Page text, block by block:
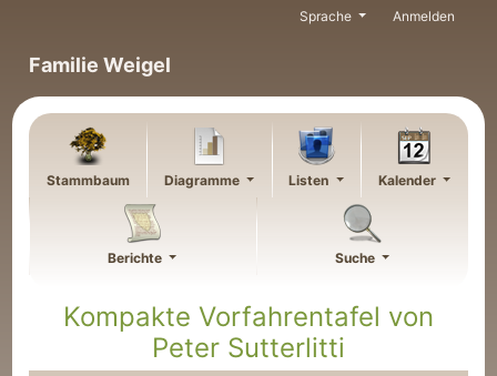
Familie Weigel
Sprache Anmelden
Stammbaum Diagramme Listen Kalender
Berichte Suche
Kompakte Vorfahrentafel von
Peter Sutterlitti